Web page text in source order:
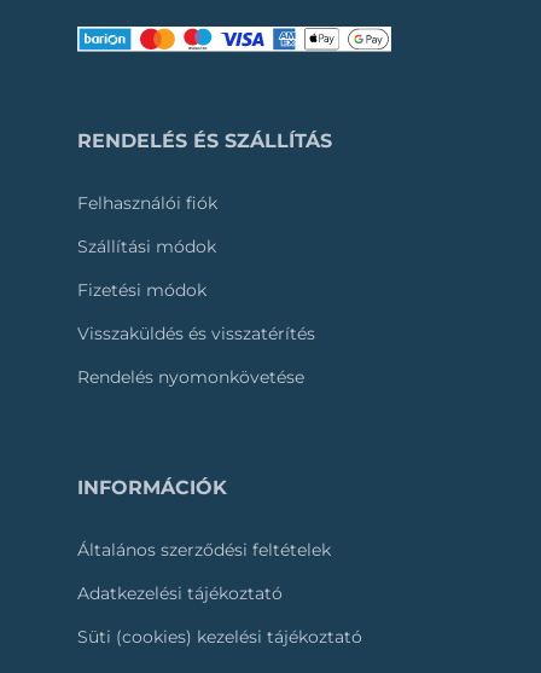
RENDELÉS ÉS SZÁLLÍTÁS
Felhasználói fiók
Szállítási módok
Fizetési módok
Visszaküldés és visszatérítés
Rendelés nyomonkövetése
INFORMÁCIÓK
Általános szerződési feltételek
Adatkezelési tájékoztató
Süti (cookies) kezelési tájékoztató